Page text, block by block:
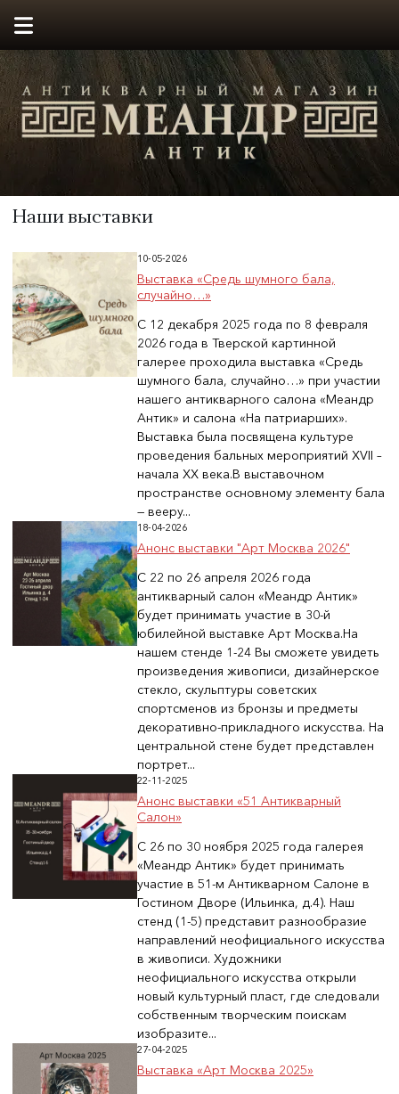
Наши выставки
10-05-2026
Выставка «Средь шумного бала,
случайно…»
С 12 декабря 2025 года по 8 февраля
2026 года в Тверской картинной
галерее проходила выставка «Средь
шумного бала, случайно…» при участии
нашего антикварного салона «Меандр
Антик» и салона «На патриарших».
Выставка была посвящена культуре
проведения бальных мероприятий XVII –
начала XX века.В выставочном
пространстве основному элементу бала
— вееру...
18-04-2026
Анонс выставки "Арт Москва 2026"
С 22 по 26 апреля 2026 года
антикварный салон «Меандр Антик»
будет принимать участие в 30-й
юбилейной выставке Арт Москва.На
нашем стенде 1-24 Вы сможете увидеть
произведения живописи, дизайнерское
стекло, скульптуры советских
спортсменов из бронзы и предметы
декоративно-прикладного искусства. На
центральной стене будет представлен
портрет...
22-11-2025
Анонс выставки «51 Антикварный
Салон»
С 26 по 30 ноября 2025 года галерея
«Меандр Антик» будет принимать
участие в 51-м Антикварном Салоне в
Гостином Дворе (Ильинка, д.4). Наш
стенд (1-5) представит разнообразие
направлений неофициального искусства
в живописи. Художники
неофициального искусства открыли
новый культурный пласт, где следовали
собственным творческим поискам
изобразите...
27-04-2025
Выставка «Арт Москва 2025»